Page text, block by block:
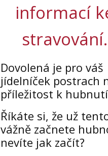
informací
stravování.
Dovolená je pro váš
jídelníček postrach
příležitost k
Říkáte si, že už
vážně začnete
nevíte jak začít?